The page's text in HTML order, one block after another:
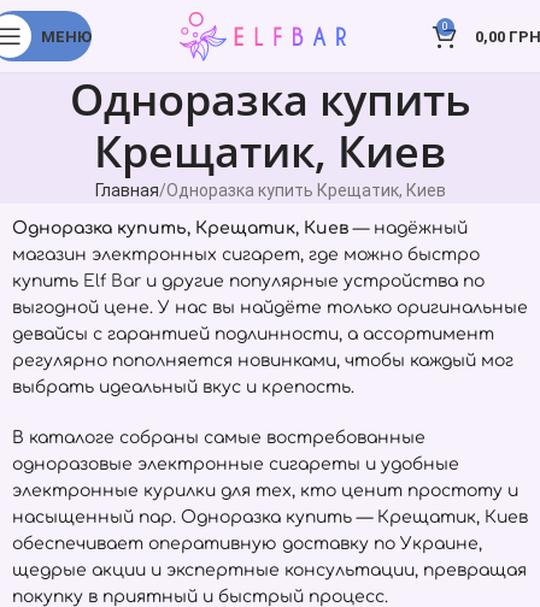
МЕНЮ
0
0,00
Одноразка купить
Крещатик, Киев
Главная Одноразка купить Крещатик, Киев
Одноразка купить, Крещатик, Киев — надёжный
магазин электронных сигарет, где можно быстро
купить Elf Bar и другие популярные устройства по
выгодной цене. У нас вы найдёте только оригинальные
девайсы с гарантией подлинности, а ассортимент
регулярно пополняется новинками, чтобы каждый мог
выбрать идеальный вкус и крепость.
В каталоге собраны самые востребованные
одноразовые электронные сигареты и удобные
электронные курилки для тех, кто ценит простоту и
насыщенный пар. Одноразка купить — Крещатик, Киев
обеспечивает оперативную доставку по Украине,
щедрые акции и экспертные консультации, превращая
покупку в приятный и быстрый процесс.